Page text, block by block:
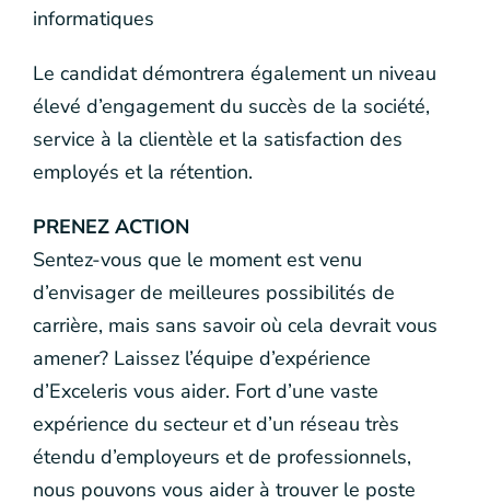
informatiques
Le candidat démontrera également un niveau
élevé d’engagement du succès de la société,
service à la clientèle et la satisfaction des
employés et la rétention.
PRENEZ ACTION
Sentez-vous que le moment est venu
d’envisager de meilleures possibilités de
carrière, mais sans savoir où cela devrait vous
amener? Laissez l’équipe d’expérience
d’Exceleris vous aider. Fort d’une vaste
expérience du secteur et d’un réseau très
étendu d’employeurs et de professionnels,
nous pouvons vous aider à trouver le poste